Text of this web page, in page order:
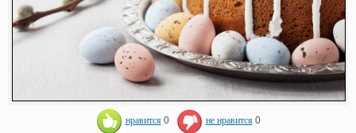
нравится 0 не нравится 0